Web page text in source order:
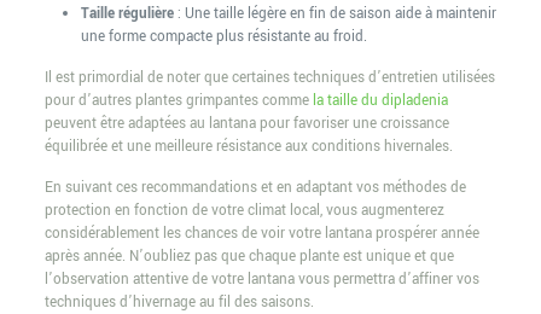
Taille régulière: Une taille légère en fin de saison aide à maintenir
une forme compacte plus résistante au froid.
Il est primordial de noter que certaines techniques d’entretien utilisées
pour d’autres plantes grimpantes comme la taille du dipladenia
peuvent être adaptées au lantana pour favoriser une croissance
équilibrée et une meilleure résistance aux conditions hivernales.
En suivant ces recommandations et en adaptant vos méthodes de
protection en fonction de votre climat local, vous augmenterez
considérablement les chances de voir votre lantana prospérer année
après année. N’oubliez pas que chaque plante est unique et que
l’observation attentive de votre lantana vous permettra d’affiner vos
techniques d’hivernage au fil des saisons.